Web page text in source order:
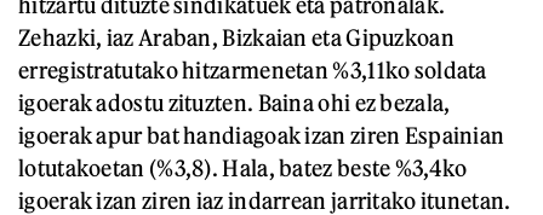
Zehazki, iaz Araban, Bizkaian eta Gipuzkoan
erregistratutako hitzarmenetan %3,11ko soldata
igoerak adostu zituzten. Baina ohi ez bezala,
igoerak apur bat handiagoak izan ziren Espainian
lotutakoetan (%3,8). Hala, batez beste %3,4ko
igoerak izan ziren iaz indarrean jarritako itunetan.